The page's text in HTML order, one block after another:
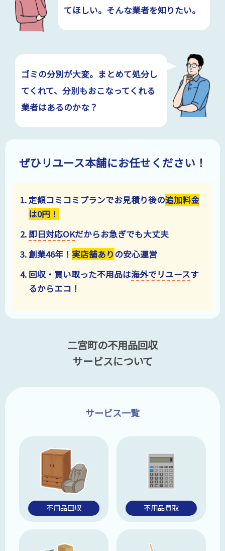
てほしい。そんな業者を知りたい。
ゴミの分別が大変。まとめて処分し
てくれて、分別もおこなってくれる
業者はあるのかな？
ぜひリユース本舗にお任せください！
定額コミコミプランでお見積り後の追加料金
は0円！
即日対応OKだからお急ぎでも大丈夫
創業46年！ 実店舗ありの安心運営
回収・買い取った不用品は海外でリユースす
るからエコ！
二宮町の不用品回収
サービスについて
サービス一覧
不用品回収 不用品買取